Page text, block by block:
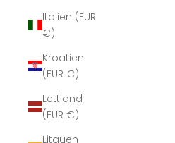
Italien (EUR
€)
Kroatien
(EUR €)
Lettland
(EUR €)
Litauen